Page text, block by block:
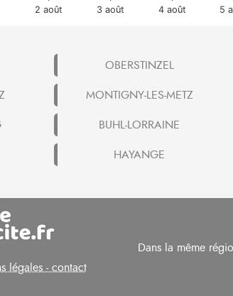
2 août 3 août 4 août 5
OBERSTINZEL
MONTIGNY-LES-METZ
BUHL-LORRAINE
HAYANGE
légales - contact
Dans la même